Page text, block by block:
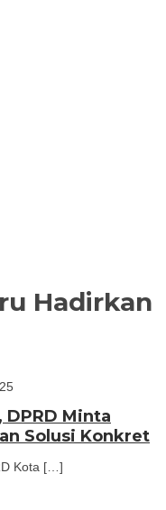
Hadirkan
DPRD Minta
Solusi Konkret
Kota […]